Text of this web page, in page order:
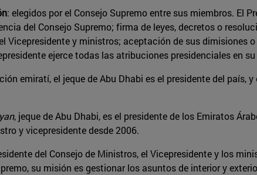
: elegidos por el Consejo Supremo entre sus miembros. El
del Consejo Supremo; firma de leyes, decretos o
Vicepresidente y ministros; aceptación de sus dimisiones
ejerce todas las atribuciones presidenciales en
emiratí, el jeque de Abu Dhabi es el presidente del país,
, jeque de Abu Dhabi, es el presidente de los Emiratos
y vicepresidente desde 2006.
del Consejo de Ministros, el Vicepresidente y los
su misión es gestionar los asuntos de interior y